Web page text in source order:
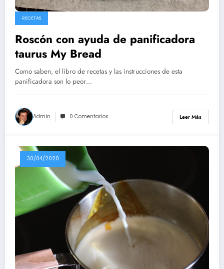
RECETAS
Roscón con ayuda de panificadora
taurus My Bread
Como saben, el libro de recetas y las instrucciones de esta
panificadora son lo peor…
Admin 0 Comentarios Leer Más
30/04/2020